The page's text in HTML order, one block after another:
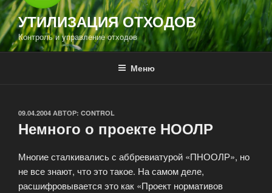
УТИЛИЗАЦИЯ ОТХОДОВ
Контроль и управление отходов
Меню
ОПУБЛИКОВАНО
09.04.2004 АВТОР: CONTROL
Немного о проекте НООЛР
Многие сталкивались с аббревиатурой «ПНООЛР», но
не все знают, что это такое. На самом деле,
расшифровывается это как «Проект нормативов